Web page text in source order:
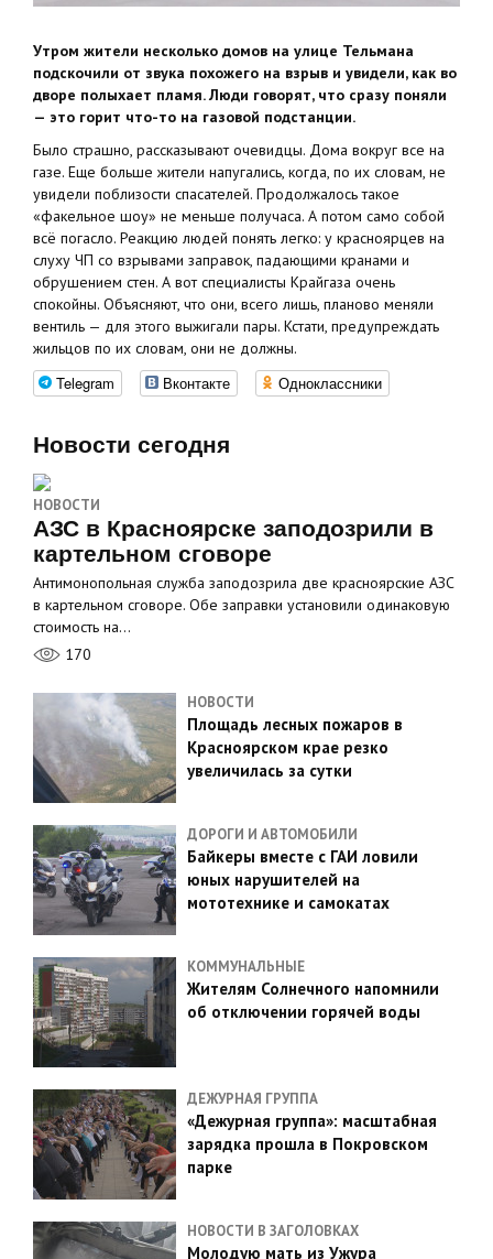
Утром жители несколько домов на улице Тельмана
подскочили от звука похожего на взрыв и увидели, как во
дворе полыхает пламя. Люди говорят, что сразу поняли
— это горит что-то на газовой подстанции.
Было страшно, рассказывают очевидцы. Дома вокруг все на
газе. Еще больше жители напугались, когда, по их словам, не
увидели поблизости спасателей. Продолжалось такое
«факельное шоу» не меньше получаса. А потом само собой
всё погасло. Реакцию людей понять легко: у красноярцев на
слуху ЧП со взрывами заправок, падающими кранами и
обрушением стен. А вот специалисты Крайгаза очень
спокойны. Объясняют, что они, всего лишь, планово меняли
вентиль — для этого выжигали пары. Кстати, предупреждать
жильцов по их словам, они не должны.
Telegram Вконтакте Одноклассники
Новости сегодня
НОВОСТИ
АЗС в Красноярске заподозрили в
картельном сговоре
Антимонопольная служба заподозрила две красноярские АЗС
в картельном сговоре. Обе заправки установили одинаковую
стоимость на…
170
НОВОСТИ
Площадь лесных пожаров в
Красноярском крае резко
увеличилась за сутки
ДОРОГИ И АВТОМОБИЛИ
Байкеры вместе с ГАИ ловили
юных нарушителей на
мототехнике и самокатах
КОММУНАЛЬНЫЕ
Жителям Солнечного напомнили
об отключении горячей воды
ДЕЖУРНАЯ ГРУППА
«Дежурная группа»: масштабная
зарядка прошла в Покровском
парке
НОВОСТИ В ЗАГОЛОВКАХ
Молодую мать из Ужура